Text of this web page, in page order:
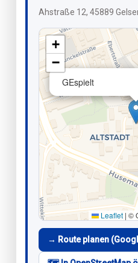
Ahstraße 12, 45889
GEspielt
+
−
Leaflet | ©
→ Route planen